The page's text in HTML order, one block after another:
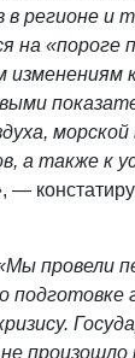
в регионе и
на
изменениям
а также к
, —
провели
подготовке
произошло